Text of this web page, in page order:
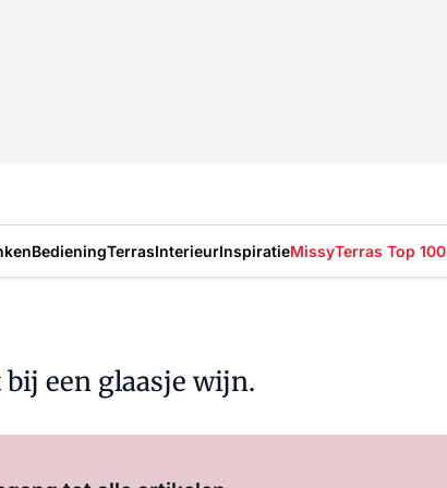
BedieningTerrasInterieurInspiratieMissyTerras Top 100
een glaasje wijn.